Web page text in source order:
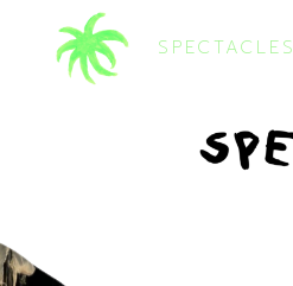
SPECTACLES